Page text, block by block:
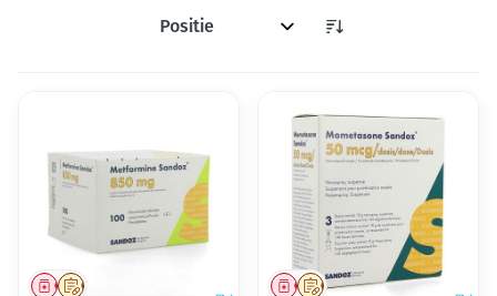
Sorteer op:
Op voorschrift
Geneesmiddel Op voorschrift
Geneesmiddel